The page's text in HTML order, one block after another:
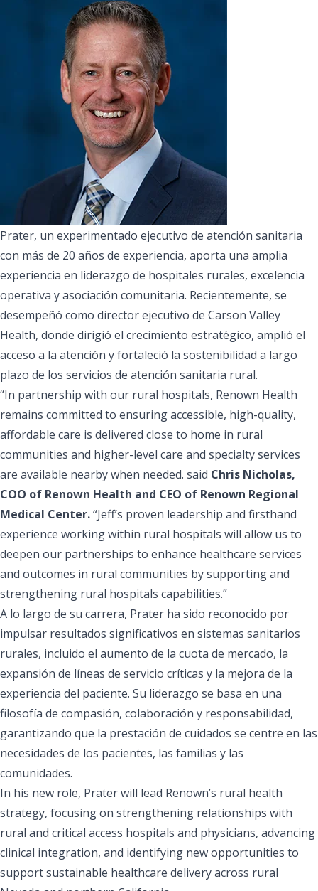
Prater, un experimentado ejecutivo de atención sanitaria
con más de 20 años de experiencia, aporta una amplia
experiencia en liderazgo de hospitales rurales, excelencia
operativa y asociación comunitaria. Recientemente, se
desempeñó como director ejecutivo de Carson Valley
Health, donde dirigió el crecimiento estratégico, amplió el
acceso a la atención y fortaleció la sostenibilidad a largo
plazo de los servicios de atención sanitaria rural.
“In partnership with our rural hospitals, Renown Health
remains committed to ensuring accessible, high-quality,
affordable care is delivered close to home in rural
communities and higher-level care and specialty services
are available nearby when needed. said Chris Nicholas,
COO of Renown Health and CEO of Renown Regional
Medical Center.“Jeff’s proven leadership and firsthand
experience working within rural hospitals will allow us to
deepen our partnerships to enhance healthcare services
and outcomes in rural communities by supporting and
strengthening rural hospitals capabilities.”
A lo largo de su carrera, Prater ha sido reconocido por
impulsar resultados significativos en sistemas sanitarios
rurales, incluido el aumento de la cuota de mercado, la
expansión de líneas de servicio críticas y la mejora de la
experiencia del paciente. Su liderazgo se basa en una
filosofía de compasión, colaboración y responsabilidad,
garantizando que la prestación de cuidados se centre en las
necesidades de los pacientes, las familias y las
comunidades.
In his new role, Prater will lead Renown’s rural health
strategy, focusing on strengthening relationships with
rural and critical access hospitals and physicians, advancing
clinical integration, and identifying new opportunities to
support sustainable healthcare delivery across rural